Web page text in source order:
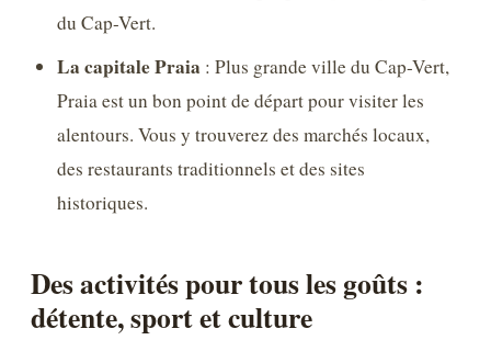
du Cap-Vert.
La capitale Praia : Plus grande ville du Cap-Vert,
Praia est un bon point de départ pour visiter les
alentours. Vous y trouverez des marchés locaux,
des restaurants traditionnels et des sites
historiques.
Des activités pour tous les goûts :
détente, sport et culture